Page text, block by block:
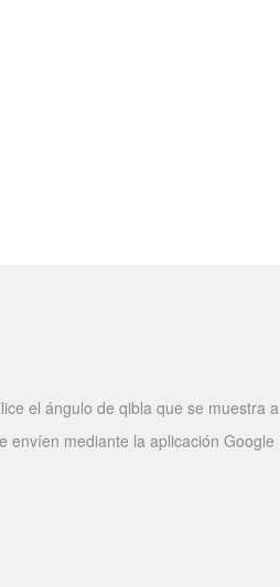
el ángulo de qibla que se muestra a
envíen mediante la aplicación Google